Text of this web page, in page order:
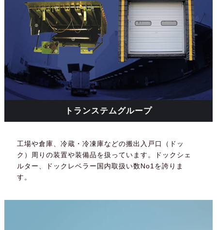
トランステムグループ
工場や倉庫、冷蔵・冷凍庫などの搬出入戸口（ドッ
ク）周りの装置や装備品を扱っています。ドックシェ
ルター、ドックレベラー国内取扱い数No1を誇りま
す。